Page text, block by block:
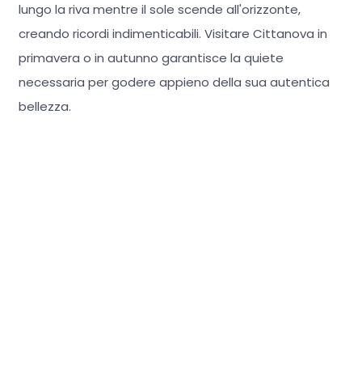
lungo la riva mentre il sole scende all'orizzonte,
creando ricordi indimenticabili. Visitare Cittanova in
primavera o in autunno garantisce la quiete
necessaria per godere appieno della sua autentica
bellezza.